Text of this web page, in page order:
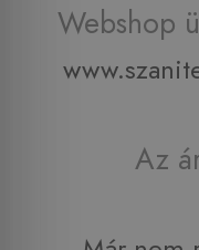
Webshop
Az